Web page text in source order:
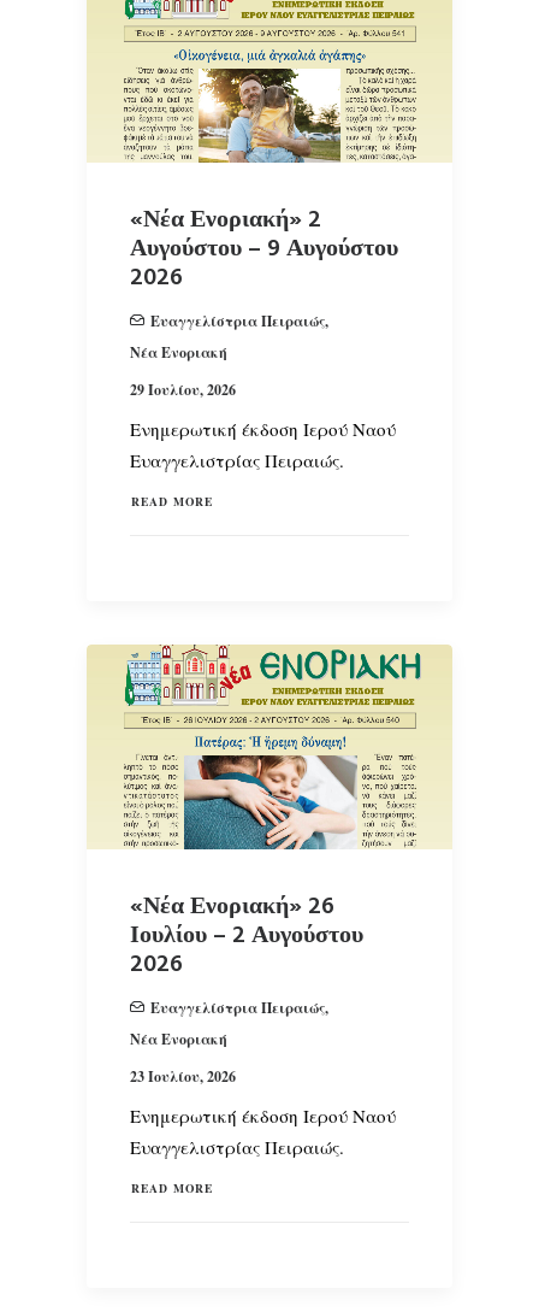
«Νέα Ενοριακή» 2
Αυγούστου – 9 Αυγούστου
2026
Ευαγγελίστρια Πειραιώς,
Νέα Ενοριακή
29 Ιουλίου, 2026
Ενημερωτική έκδοση Ιερού Ναού
Ευαγγελιστρίας Πειραιώς.
READ MORE
«Νέα Ενοριακή» 26
Ιουλίου – 2 Αυγούστου
2026
Ευαγγελίστρια Πειραιώς,
Νέα Ενοριακή
23 Ιουλίου, 2026
Ενημερωτική έκδοση Ιερού Ναού
Ευαγγελιστρίας Πειραιώς.
READ MORE